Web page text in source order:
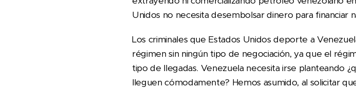
Unidos no necesita desembolsar dinero para financiar
Los criminales que Estados Unidos deporte a
régimen sin ningún tipo de negociación, ya que el
tipo de llegadas. Venezuela necesita irse planteando
lleguen cómodamente? Hemos asumido, al solicitar